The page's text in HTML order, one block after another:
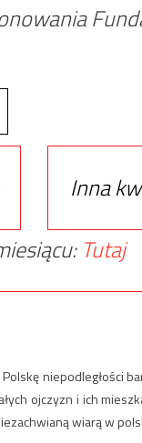
Inna
Tutaj
niepodległości
ojczyzn i ich
wiarą w